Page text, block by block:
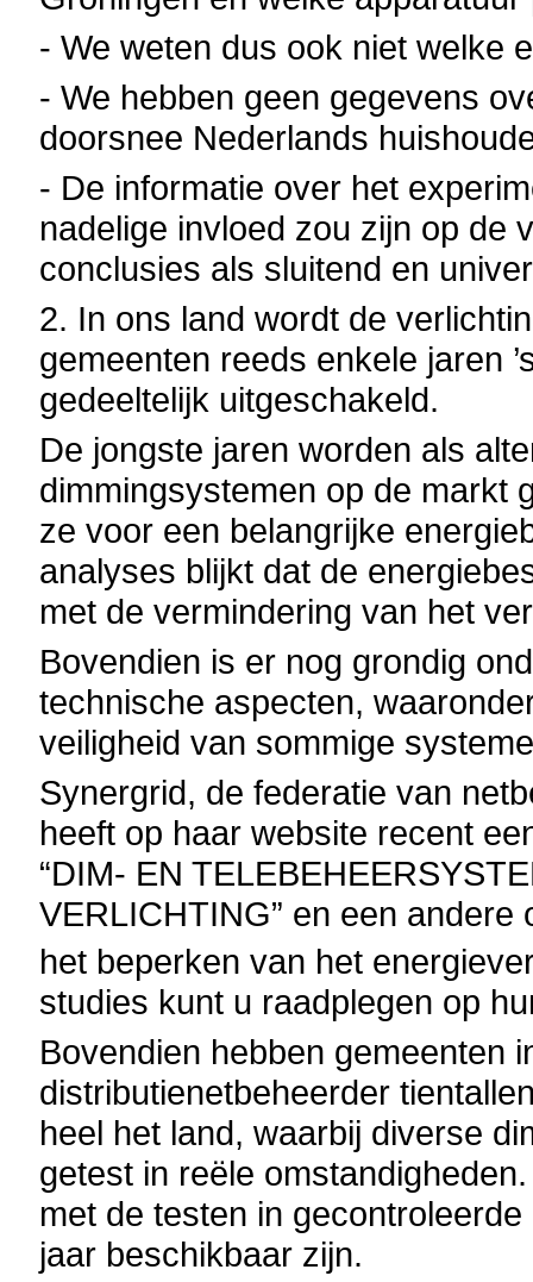
- We weten dus ook niet welke
- We hebben geen gegevens
doorsnee Nederlands
- De informatie over het
nadelige invloed zou zijn op de
conclusies als sluitend en
2. In ons land wordt de
gemeenten reeds enkele jaren
gedeeltelijk uitgeschakeld.
De jongste jaren worden als
dimmingsystemen op de markt
ze voor een belangrijke
analyses blijkt dat de
met de vermindering van het
Bovendien is er nog grondig
technische aspecten,
veiligheid van sommige
Synergrid, de federatie van
heeft op haar website recent
“DIM- EN
VERLICHTING” en een
het beperken van het
studies kunt u raadplegen op
Bovendien hebben gemeenten
distributienetbeheerder
heel het land, waarbij diverse
getest in reële
met de testen in
jaar beschikbaar zijn.